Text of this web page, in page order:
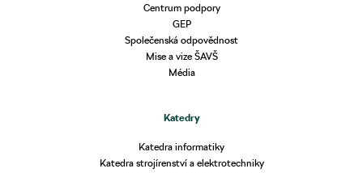
Centrum podpory
GEP
Společenská odpovědnost
Mise a vize ŠAVŠ
Média
Katedry
Katedra informatiky
Katedra strojírenství a elektrotechniky